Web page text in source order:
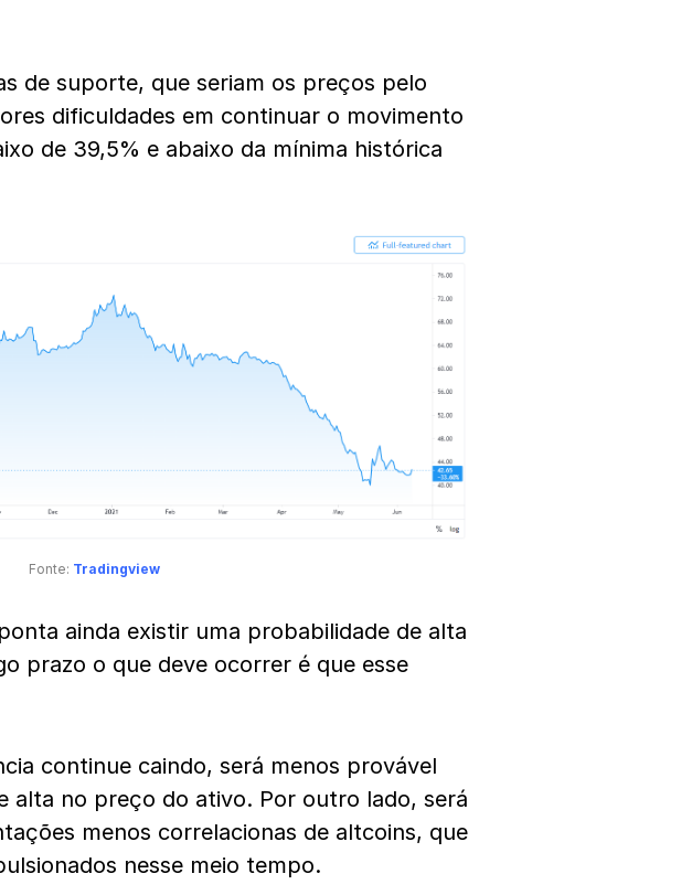
de suporte, que seriam os preços pelo
dificuldades em continuar o movimento
de 39,5% e abaixo da mínima histórica
Fonte: Tradingview
ainda existir uma probabilidade de alta
prazo o que deve ocorrer é que esse
continue caindo, será menos provável
alta no preço do ativo. Por outro lado, será
menos correlacionas de altcoins, que
nesse meio tempo.